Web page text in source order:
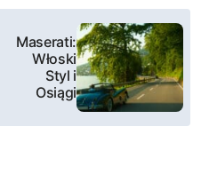
Maserati:
Włoski
Styl i
Osiągi